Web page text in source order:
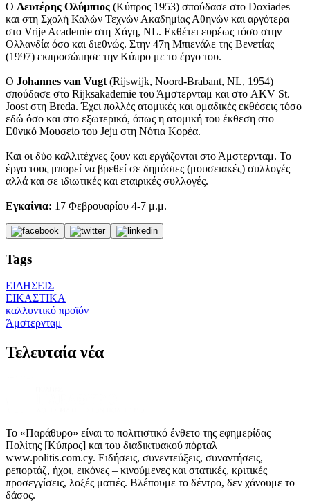
Ο Λευτέρης Ολύμπιος (Κύπρος 1953) σπούδασε στο Doxiades
και στη Σχολή Καλών Τεχνών Ακαδημίας Αθηνών και αργότερα
στο Vrije Academie στη Χάγη, NL. Εκθέτει ευρέως τόσο στην
Ολλανδία όσο και διεθνώς. Στην 47η Μπιενάλε της Βενετίας
(1997) εκπροσώπησε την Κύπρο με το έργο του.
Ο Johannes van Vugt (Rijswijk, Noord-Brabant, NL, 1954)
σπούδασε στο Rijksakademie του Άμστερνταμ και στο AKV St.
Joost στη Breda. Έχει πολλές ατομικές και ομαδικές εκθέσεις τόσο
εδώ όσο και στο εξωτερικό, όπως η ατομική του έκθεση στο
Εθνικό Μουσείο του Jeju στη Νότια Κορέα.
Και οι δύο καλλιτέχνες ζουν και εργάζονται στο Άμστερνταμ. Το
έργο τους μπορεί να βρεθεί σε δημόσιες (μουσειακές) συλλογές
αλλά και σε ιδιωτικές και εταιρικές συλλογές.
Εγκαίνια: 17 Φεβρουαρίου 4-7 μ.μ.
Tags
ΕΙΔΗΣΕΙΣ
ΕΙΚΑΣΤΙΚΑ
καλλυντικό προϊόν
Άμστερνταμ
Τελευταία νέα
Το «Παράθυρο» είναι το πολιτιστικό ένθετο της εφημερίδας
Πολίτης [Κύπρος] και του διαδικτυακού πόρταλ
www.politis.com.cy. Ειδήσεις, συνεντεύξεις, συναντήσεις,
ρεπορτάζ, ήχοι, εικόνες – κινούμενες και στατικές, κριτικές
προσεγγίσεις, λοξές ματιές. Βλέπουμε το δέντρο, δεν χάνουμε το
δάσος.